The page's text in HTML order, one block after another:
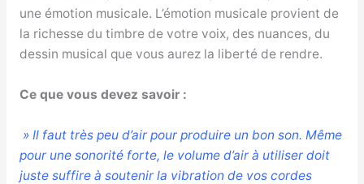
une émotion musicale. L’émotion musicale provient de
la richesse du timbre de votre voix, des nuances, du
dessin musical que vous aurez la liberté de rendre.
Ce que vous devez savoir :
» Il faut très peu d’air pour produire un bon son. Même
pour une sonorité forte, le volume d’air à utiliser doit
juste suffire à soutenir la vibration de vos cordes